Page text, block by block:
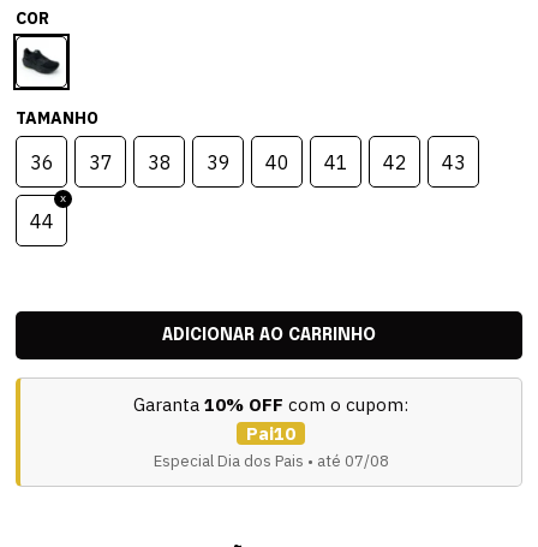
COR
TAMANHO
36 37 38 39 40 41 42 43
44
Garanta 10% OFF com o cupom:
Pai10
Especial Dia dos Pais • até 07/08